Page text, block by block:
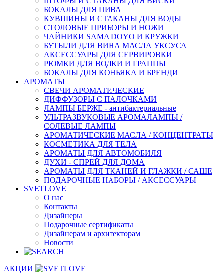
БОКАЛЫ ДЛЯ ПИВА
КУВШИНЫ И СТАКАНЫ ДЛЯ ВОДЫ
СТОЛОВЫЕ ПРИБОРЫ И НОЖИ
ЧАЙНИКИ SAMA DOYO И КРУЖКИ
БУТЫЛИ ДЛЯ ВИНА МАСЛА УКСУСА
АКСЕССУАРЫ ДЛЯ СЕРВИРОВКИ
РЮМКИ ДЛЯ ВОДКИ И ГРАППЫ
БОКАЛЫ ДЛЯ КОНЬЯКА И БРЕНДИ
АРОМАТЫ
СВЕЧИ АРОМАТИЧЕСКИЕ
ДИФФУЗОРЫ С ПАЛОЧКАМИ
ЛАМПЫ БЕРЖЕ - антибактериальные
УЛЬТРАЗВУКОВЫЕ АРОМАЛАМПЫ /
СОЛЕВЫЕ ЛАМПЫ
АРОМАТИЧЕСКИЕ МАСЛА / КОНЦЕНТРАТЫ
КОСМЕТИКА ДЛЯ ТЕЛА
АРОМАТЫ ДЛЯ АВТОМОБИЛЯ
ДУХИ - СПРЕЙ ДЛЯ ДОМА
АРОМАТЫ ДЛЯ ТКАНЕЙ И ГЛАЖКИ / САШЕ
ПОДАРОЧНЫЕ НАБОРЫ / АКСЕССУАРЫ
SVETLOVE
О нас
Контакты
Дизайнеры
Подарочные сертификаты
Дизайнерам и архитекторам
Новости
АКЦИИ